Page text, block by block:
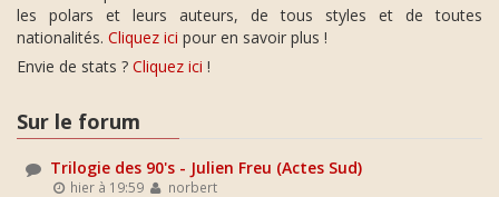
les polars et leurs auteurs, de tous styles et de toutes
nationalités. Cliquez ici pour en savoir plus !
Envie de stats ? Cliquez ici !
Sur le forum
Trilogie des 90's - Julien Freu (Actes Sud)
hier à 19:59 norbert